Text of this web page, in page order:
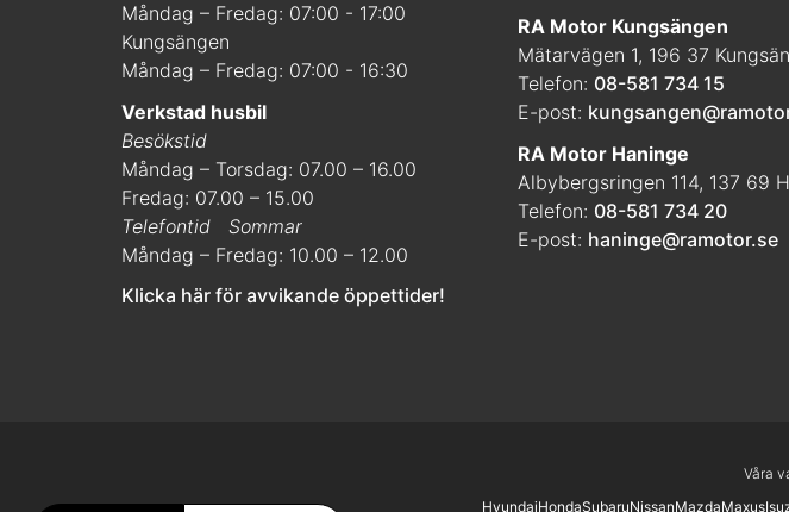
Måndag – Fredag: 07:00 - 17:00
Kungsängen
Måndag – Fredag: 07:00 - 16:30
Verkstad husbil
Besökstid
Måndag – Torsdag: 07.00 – 16.00
Fredag: 07.00 – 15.00
Telefontid
Sommar
Måndag – Fredag: 10.00 – 12.00
Klicka här för avvikande öppettider!
RA Motor Kungsängen
Mätarvägen 1, 196 37
Telefon: 08-581 734 15
E-post:
RA Motor Haninge
Albybergsringen 114, 137 69
Telefon: 08-581 734 20
E-post: haninge@ramotor.se
Våra
HyundaiHondaSubaruNissanMazdaMaxus